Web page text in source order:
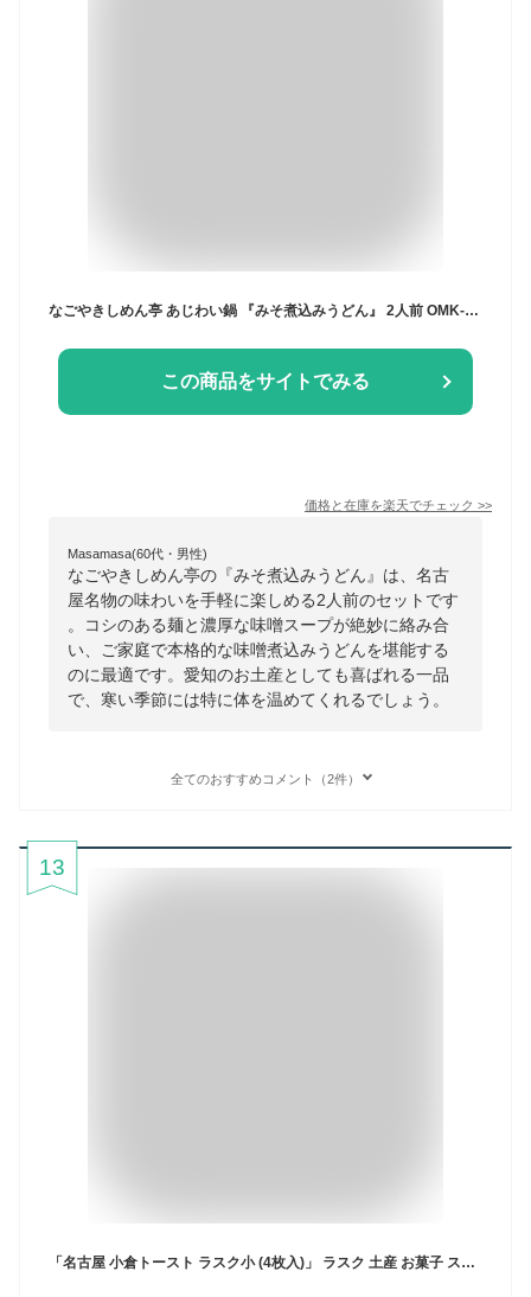
なごやきしめん亭 あじわい鍋 『みそ煮込みうどん』 2人前 OMK-5 味噌煮込みうどん 名物 愛知 お土産 名古屋 ナガトヤ 長登屋
この商品をサイトでみる
価格と在庫を楽天でチェック >>
Masamasa(60代・男性)
なごやきしめん亭の『みそ煮込みうどん』は、名古
屋名物の味わいを手軽に楽しめる2人前のセットです
。コシのある麺と濃厚な味噌スープが絶妙に絡み合
い、ご家庭で本格的な味噌煮込みうどんを堪能する
のに最適です。愛知のお土産としても喜ばれる一品
で、寒い季節には特に体を温めてくれるでしょう。
全てのおすすめコメント（2件）
13
「名古屋 小倉トースト ラスク小 (4枚入)」 ラスク 土産 お菓子 スイーツ 小倉 あん トースト ギフト 洋菓子 名古屋 ポイント消化 あす楽 七五三 お歳暮 茶菓子 お中元 バレンタイン 父の日 母の日